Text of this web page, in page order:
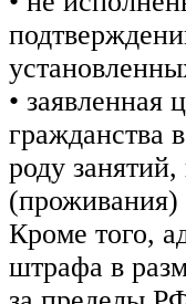
• заявленная
гражданства
роду
Кроме того,
штрафа в